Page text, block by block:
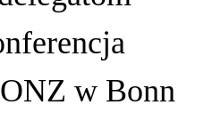
w Bonn